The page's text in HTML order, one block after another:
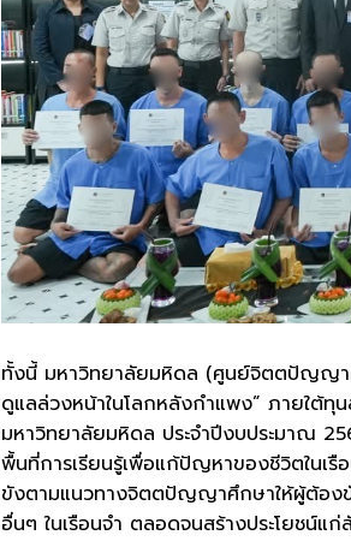
ทั้งนี้ มหาวิทยาลัยมหิดล (ศูนย์จิตตปัญญาศึ
ดูแลล่วงหน้าในโลกหลังกำแพง” ภายใต้
มหาวิทยาลัยมหิดล ประจำปีงบประมาณ
พื้นที่การเรียนรู้เพื่อแก้ปัญหาของชีวิตในเรื
ขังตามแนวทางจิตตปัญญาศึกษาให้ผู้ต้องขั
อื่นๆ ในเรือนจำ ตลอดจนสร้างประโยชน์แ